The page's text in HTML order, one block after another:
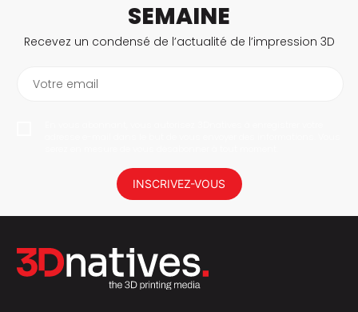
SEMAINE
Recevez un condensé de l’actualité de l’impression 3D
Votre email
INSCRIVEZ-VOUS